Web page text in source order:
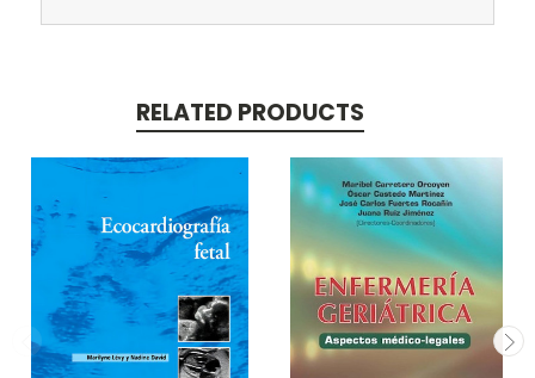
RELATED PRODUCTS